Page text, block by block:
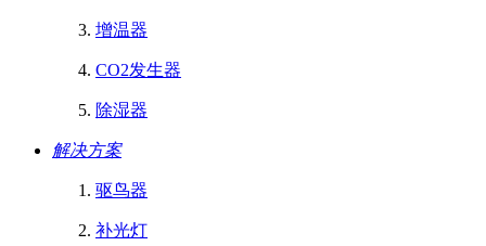
增温器
CO2发生器
除湿器
解决方案
驱鸟器
补光灯